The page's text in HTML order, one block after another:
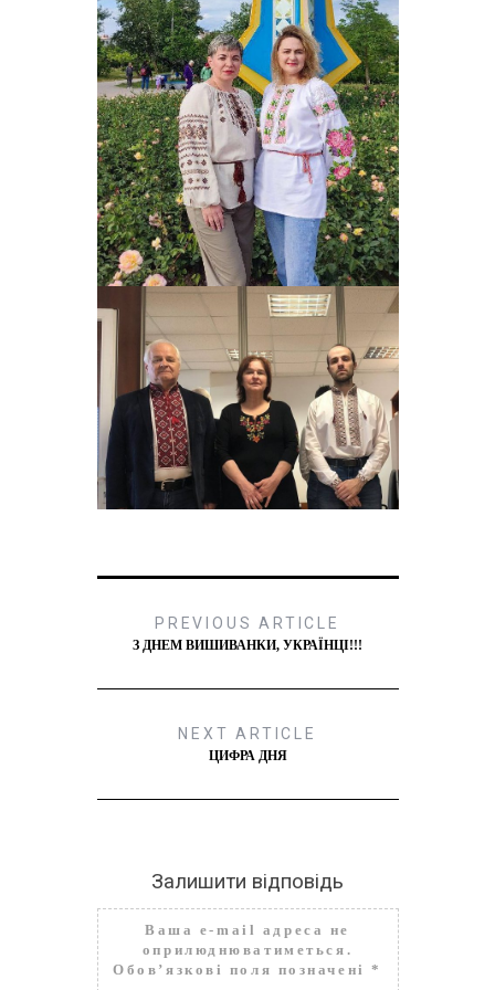
PREVIOUS ARTICLE
З ДНЕМ ВИШИВАНКИ, УКРАЇНЦІ!!!
NEXT ARTICLE
ЦИФРА ДНЯ
Залишити відповідь
Ваша e-mail адреса не
оприлюднюватиметься.
Обов’язкові поля позначені*